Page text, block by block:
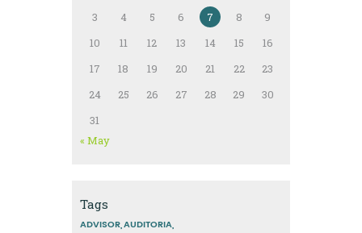
3
4 5 6 7 8
9
10
11 12 13 14 15
16
17
18 19 20 21 22
23
24
25 26 27 28 29
30
31
« May
Tags
ADVISOR AUDITORIA